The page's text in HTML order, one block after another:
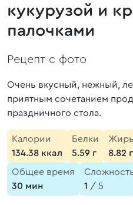
кукурузой и
палочками
Рецепт с фото
Очень вкусный, нежный,
приятным сочетанием
праздничного стола.
Калории
134.38 ккал
Белки
5.59 г
8.82 г
Общее время
30 мин
1 / 5